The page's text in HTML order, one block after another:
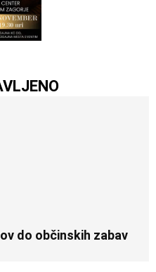
do občinskih zabav